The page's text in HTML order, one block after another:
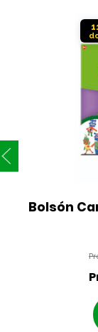
Bolsón